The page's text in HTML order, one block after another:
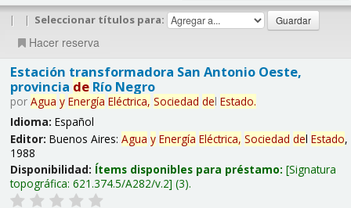
| | Seleccionar títulos para:
Hacer reserva
Estación transformadora San Antonio Oeste,
provincia deRío Negro
por Agua y Energía Eléctrica, Sociedad del Estado.
Idioma: Español
Editor: Buenos Aires: Agua y Energía Eléctrica, Sociedad del Estado,
1988
Disponibilidad: Ítems disponibles para préstamo: Signatura
topográfica: 621.374.5/A282/v.2 (3).